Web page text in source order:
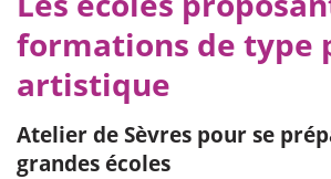
formations de type
artistique
Atelier de Sèvres pour se
grandes écoles